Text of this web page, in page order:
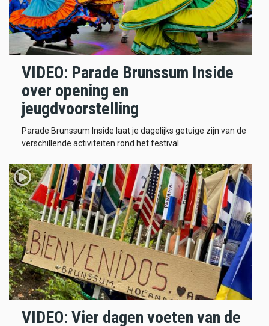
VIDEO: Parade Brunssum Inside
over opening en
jeugdvoorstelling
Parade Brunssum Inside laat je dagelijks getuige zijn van de
verschillende activiteiten rond het festival.
VIDEO: Vier dagen voeten van de